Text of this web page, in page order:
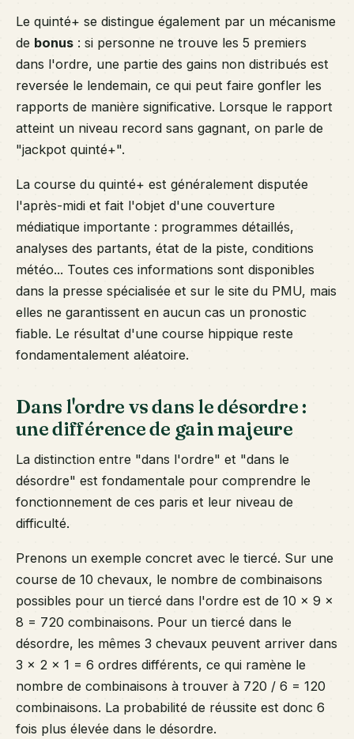
Le quinté+ se distingue également par un mécanisme
de bonus : si personne ne trouve les 5 premiers
dans l'ordre, une partie des gains non distribués est
reversée le lendemain, ce qui peut faire gonfler les
rapports de manière significative. Lorsque le rapport
atteint un niveau record sans gagnant, on parle de
"jackpot quinté+".
La course du quinté+ est généralement disputée
l'après-midi et fait l'objet d'une couverture
médiatique importante : programmes détaillés,
analyses des partants, état de la piste, conditions
météo... Toutes ces informations sont disponibles
dans la presse spécialisée et sur le site du PMU, mais
elles ne garantissent en aucun cas un pronostic
fiable. Le résultat d'une course hippique reste
fondamentalement aléatoire.
Dans l'ordre vs dans le désordre :
une différence de gain majeure
La distinction entre "dans l'ordre" et "dans le
désordre" est fondamentale pour comprendre le
fonctionnement de ces paris et leur niveau de
difficulté.
Prenons un exemple concret avec le tiercé. Sur une
course de 10 chevaux, le nombre de combinaisons
possibles pour un tiercé dans l'ordre est de 10 × 9 ×
8 = 720 combinaisons. Pour un tiercé dans le
désordre, les mêmes 3 chevaux peuvent arriver dans
3 × 2 × 1 = 6 ordres différents, ce qui ramène le
nombre de combinaisons à trouver à 720 / 6 = 120
combinaisons. La probabilité de réussite est donc 6
fois plus élevée dans le désordre.